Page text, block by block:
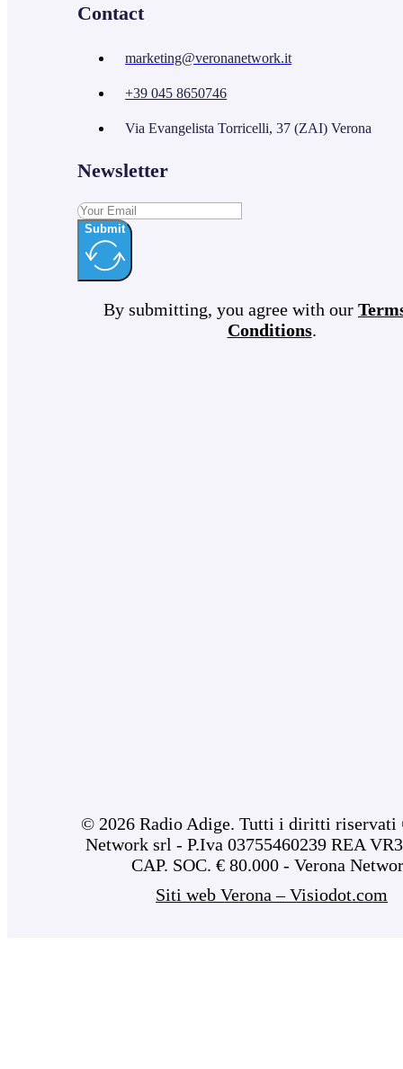
Contact
marketing@veronanetwork.it
+39 045 8650746
Via Evangelista Torricelli, 37 (ZAI) Verona
Newsletter
Submit
By submitting, you agree with our
Conditions.
© 2026 Radio Adige. Tutti i diritti riservati
Network srl - P.Iva 03755460239 REA
CAP. SOC. € 80.000 - Verona
Siti web Verona – Visiodot.com